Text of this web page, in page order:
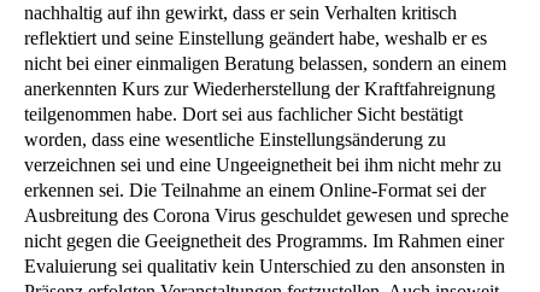
nachhaltig auf ihn gewirkt, dass er sein Verhalten kritisch
reflektiert und seine Einstellung geändert habe, weshalb er es
nicht bei einer einmaligen Beratung belassen, sondern an einem
anerkennten Kurs zur Wiederherstellung der Kraftfahreignung
teilgenommen habe. Dort sei aus fachlicher Sicht bestätigt
worden, dass eine wesentliche Einstellungsänderung zu
verzeichnen sei und eine Ungeeignetheit bei ihm nicht mehr zu
erkennen sei. Die Teilnahme an einem Online-Format sei der
Ausbreitung des Corona Virus geschuldet gewesen und spreche
nicht gegen die Geeignetheit des Programms. Im Rahmen einer
Evaluierung sei qualitativ kein Unterschied zu den ansonsten in